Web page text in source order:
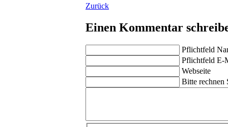
Zurück
Einen Kommentar
Pflichtfeld
Pflichtfeld E-
Webseite
Bitte rechnen